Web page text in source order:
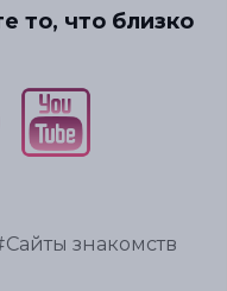
то, что близко
Сайты знакомств